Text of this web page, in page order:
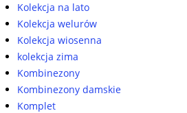
Kolekcja na lato
Kolekcja welurów
Kolekcja wiosenna
kolekcja zima
Kombinezony
Kombinezony damskie
Komplet